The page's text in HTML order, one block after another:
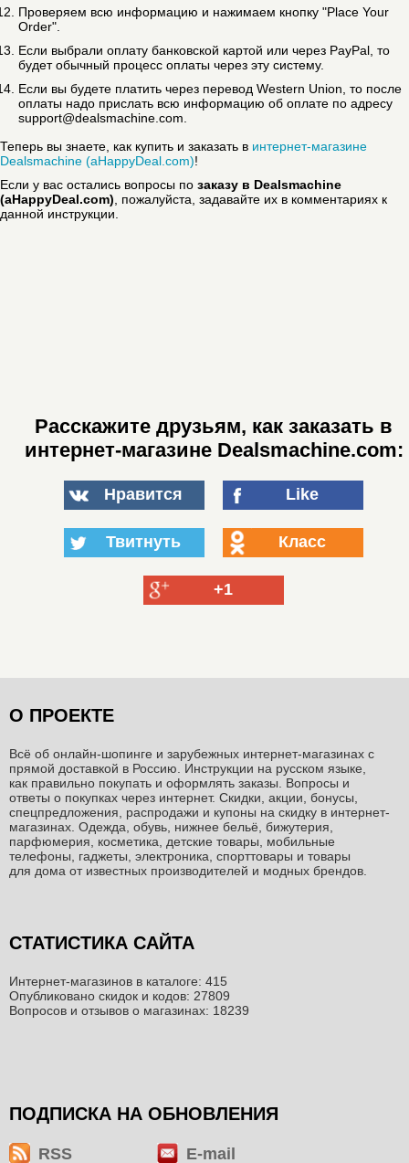
Проверяем всю информацию и нажимаем кнопку "Place Your
Order".
Если выбрали оплату банковской картой или через PayPal, то
будет обычный процесс оплаты через эту систему.
Если вы будете платить через перевод Western Union, то после
оплаты надо прислать всю информацию об оплате по адресу
support@dealsmachine.com.
Теперь вы знаете, как купить и заказать в интернет-магазине
Dealsmachine (aHappyDeal.com)!
Если у вас остались вопросы по заказу в Dealsmachine
(aHappyDeal.com), пожалуйста, задавайте их в комментариях к
данной инструкции.
Расскажите друзьям, как заказать в
интернет-магазине Dealsmachine.com:
Нравится Like
Твитнуть Класс
+1
О ПРОЕКТЕ
Всё об онлайн-шопинге и зарубежных интернет-магазинах c
прямой доставкой в Россию. Инструкции на русском языке,
как правильно покупать и оформлять заказы. Вопросы и
ответы о покупках через интернет. Скидки, акции, бонусы,
спецпредложения, распродажи и купоны на скидку в интернет-
магазинах. Одежда, обувь, нижнее бельё, бижутерия,
парфюмерия, косметика, детские товары, мобильные
телефоны, гаджеты, электроника, спорттовары и товары
для дома от известных производителей и модных брендов.
СТАТИСТИКА САЙТА
Интернет-магазинов в каталоге: 415
Опубликовано скидок и кодов: 27809
Вопросов и отзывов о магазинах: 18239
ПОДПИСКА НА ОБНОВЛЕНИЯ
RSS E-mail